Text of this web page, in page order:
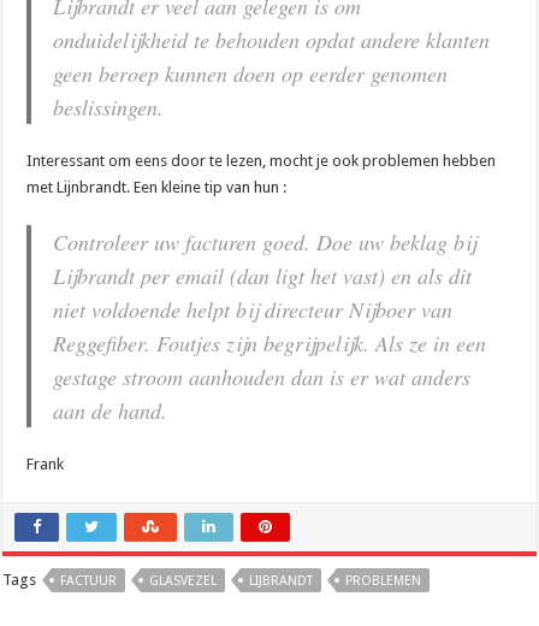
onduidelijkheid te behouden opdat andere klanten
geen beroep kunnen doen op eerder genomen
beslissingen.
Interessant om eens door te lezen, mocht je ook problemen hebben
met Lijnbrandt. Een kleine tip van hun :
Controleer uw facturen goed. Doe uw beklag bij
Lijbrandt per email (dan ligt het vast) en als dit
niet voldoende helpt bij directeur Nijboer van
Reggefiber. Foutjes zijn begrijpelijk. Als ze in een
gestage stroom aanhouden dan is er wat anders
aan de hand.
Frank
Tags FACTUUR GLASVEZEL LIJBRANDT PROBLEMEN